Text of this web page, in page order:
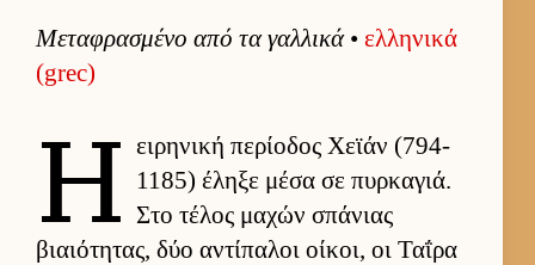
Μεταφρασμένο από τα γαλ­λικά• ελ­ληνικά
(grec)
Η ει­ρηνική περίοδος Χεϊάν (794-
1185) έληξε μέσα σε πυρ­καγιά.
Στο τέλος μαχών σπάνιας
βιαιότητας, δύο αντίπαλοι οί­κοι, οι Ταΐρα